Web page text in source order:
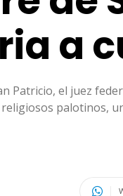
a
Patricio, el juez
palotinos,